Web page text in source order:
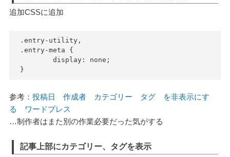
追加CSSに追加
.entry-utility,
.entry-meta {
	display: none;
}
参考： 投稿日 作成者 カテゴリー タグ を非表示にす
る ワードプレス
…制作者はまた別の作業必要だった気がする
記事上部にカテゴリー、タグを表示